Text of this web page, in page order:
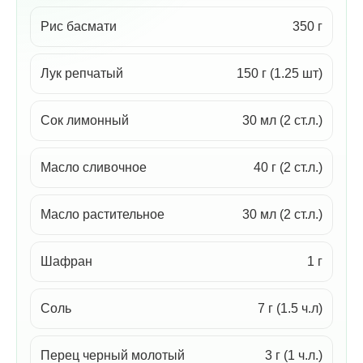
Рис басмати 350 г
Лук репчатый 150 г (1.25 шт)
Сок лимонный 30 мл (2 ст.л.)
Масло сливочное 40 г (2 ст.л.)
Масло растительное 30 мл (2 ст.л.)
Шафран 1 г
Соль 7 г (1.5 ч.л)
Перец черный молотый 3 г (1 ч.л.)